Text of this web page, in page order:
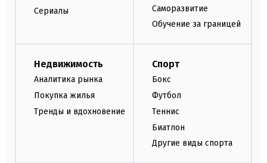
Сериалы
Саморазвитие
Обучение за границей
Недвижимость
Аналитика рынка
Покупка жилья
Тренды и вдохновение
Спорт
Бокс
Футбол
Теннис
Биатлон
Другие виды спорта